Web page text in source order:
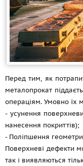
Перед тим, як
металопрокат
операціям. Умовно їх
- усунення
нанесення покриттів);
- Поліпшення
Поверхневі дефекти
так і виявляються